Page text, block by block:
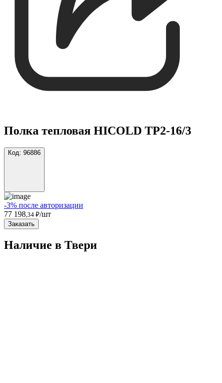
Полка тепловая HICOLD TP2-16/3
Код: 96886
-3% после авторизации
77 198 ,34 ₽/шт
Заказать
Наличие в Твери